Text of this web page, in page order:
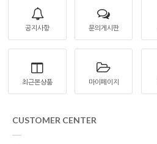
공지사항 문의게시판
최근본상품 마이페이지
CUSTOMER CENTER